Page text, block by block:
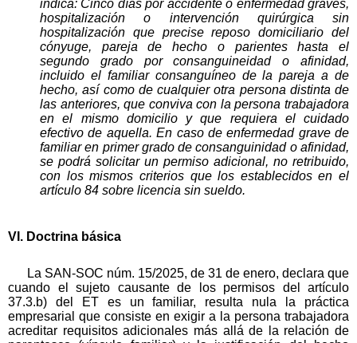
indica: Cinco días por accidente o enfermedad graves,
hospitalización o intervención quirúrgica sin
hospitalización que precise reposo domiciliario del
cónyuge, pareja de hecho o parientes hasta el
segundo grado por consanguineidad o afinidad,
incluido el familiar consanguíneo de la pareja a de
hecho, así como de cualquier otra persona distinta de
las anteriores, que conviva con la persona trabajadora
en el mismo domicilio y que requiera el cuidado
efectivo de aquella. En caso de enfermedad grave de
familiar en primer grado de consanguinidad o afinidad,
se podrá solicitar un permiso adicional, no retribuido,
con los mismos criterios que los establecidos en el
artículo 84 sobre licencia sin sueldo.
VI. Doctrina básica
La SAN-SOC núm. 15/2025, de 31 de enero, declara que
cuando el sujeto causante de los permisos del artículo
37.3.b) del ET es un familiar, resulta nula la práctica
empresarial que consiste en exigir a la persona trabajadora
acreditar requisitos adicionales más allá de la relación de